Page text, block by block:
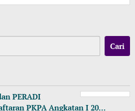
Cari
PERADI
PKPA Angkatan I 20…